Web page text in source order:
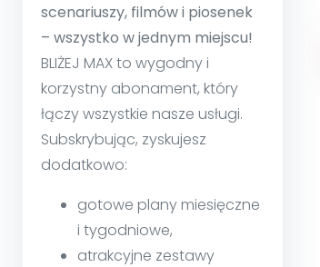
scenariuszy, filmów i piosenek
– wszystko w jednym miejscu!
BLIŻEJ MAX to wygodny i
korzystny abonament, który
łączy wszystkie nasze usługi.
Subskrybując, zyskujesz
dodatkowo:
gotowe plany miesięczne
i tygodniowe,
atrakcyjne zestawy